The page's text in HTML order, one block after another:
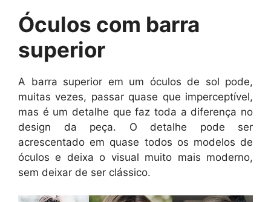
Óculos com barra
superior
A barra superior em um óculos de sol pode,
muitas vezes, passar quase que imperceptível,
mas é um detalhe que faz toda a diferença no
design da peça. O detalhe pode ser
acrescentado em quase todos os modelos de
óculos e deixa o visual muito mais moderno,
sem deixar de ser clássico.